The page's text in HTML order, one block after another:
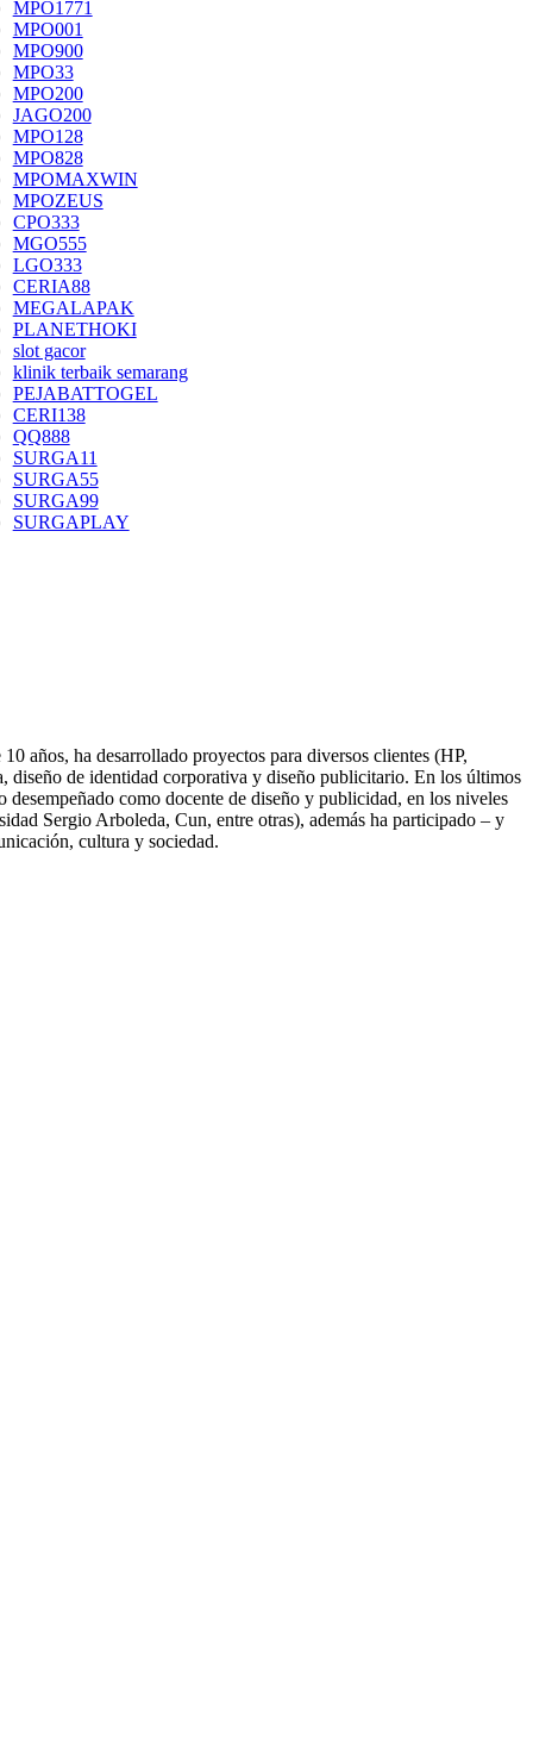
MPO1771
MPO001
MPO900
MPO33
MPO200
JAGO200
MPO128
MPO828
MPOMAXWIN
MPOZEUS
CPO333
MGO555
LGO333
CERIA88
MEGALAPAK
PLANETHOKI
slot gacor
klinik terbaik semarang
PEJABATTOGEL
CERI138
QQ888
SURGA11
SURGA55
SURGA99
SURGAPLAY
años, ha desarrollado proyectos para diversos clientes (HP,
de identidad corporativa y diseño publicitario. En los últimos
como docente de diseño y publicidad, en los niveles
Sergio Arboleda, Cun, entre otras), además ha participado – y
cultura y sociedad.